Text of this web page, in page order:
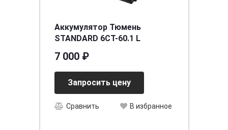
Аккумулятор Тюмень
STANDARD 6СТ-60.1 L
7 000 ₽
Запросить цену
Сравнить В избранное